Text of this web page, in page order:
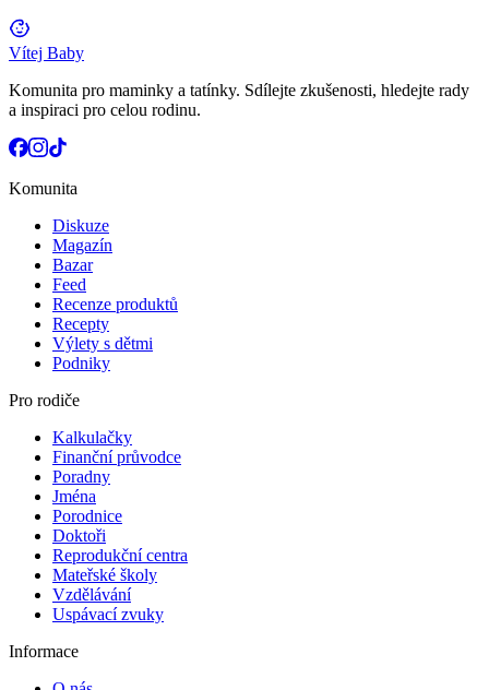
Vítej Baby
Komunita pro maminky a tatínky. Sdílejte zkušenosti, hledejte rady
a inspiraci pro celou rodinu.
Komunita
Diskuze
Magazín
Bazar
Feed
Recenze produktů
Recepty
Výlety s dětmi
Podniky
Pro rodiče
Kalkulačky
Finanční průvodce
Poradny
Jména
Porodnice
Doktoři
Reprodukční centra
Mateřské školy
Vzdělávání
Uspávací zvuky
Informace